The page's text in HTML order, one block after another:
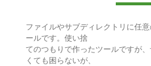
ファイルやサブディレクトリに任
ールです。使い捨
てのつもりで作ったツールですが
くても困らないが、